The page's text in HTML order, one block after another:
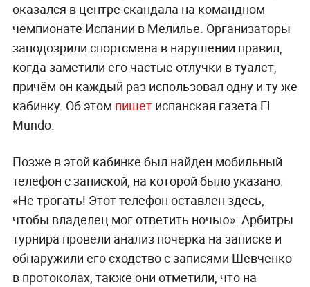
оказался в центре скандала на командном
чемпионате Испании в Мелилье. Организаторы
заподозрили спортсмена в нарушении правил,
когда заметили его частые отлучки в туалет,
причём он каждый раз использовал одну и ту же
кабинку. Об этом пишет испанская газета El
Mundo.
Позже в этой кабинке был найден мобильный
телефон с запиской, на которой было указано:
«Не трогать! Этот телефон оставлен здесь,
чтобы владелец мог ответить ночью». Арбитры
турнира провели анализ почерка на записке и
обнаружили его сходство с записями Шевченко
в протоколах, также они отметили, что на